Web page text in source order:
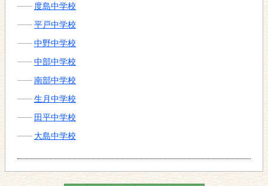
度島中学校
平戸中学校
中野中学校
中部中学校
南部中学校
生月中学校
田平中学校
大島中学校